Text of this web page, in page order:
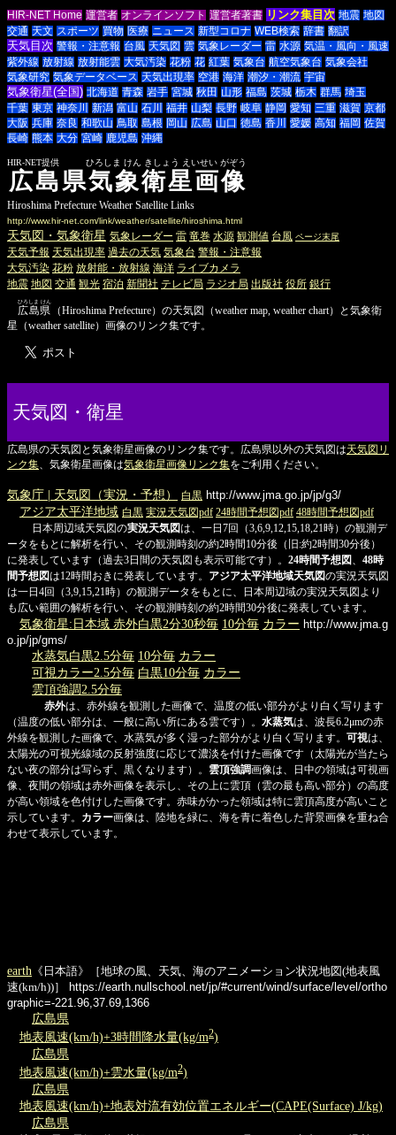
HIR-NET Home 運営者 オンラインソフト 運営者著書 リンク集目次 地震 地図
交通 天文 スポーツ 買物 医療 ニュース 新型コロナ WEB検索 辞書 翻訳
天気目次 警報・注意報 台風 天気図 雲 気象レーダー 雷 水源 気温・風向・風速
紫外線 放射線 放射能雲 大気汚染 花粉 花 紅葉 気象台 航空気象台 気象会社
気象研究 気象データベース 天気出現率 空港 海洋 潮汐・潮流 宇宙
気象衛星(全国) 北海道 青森 岩手 宮城 秋田 山形 福島 茨城 栃木 群馬 埼玉
千葉 東京 神奈川 新潟 富山 石川 福井 山梨 長野 岐阜 静岡 愛知 三重 滋賀 京都
大阪 兵庫 奈良 和歌山 鳥取 島根 岡山 広島 山口 徳島 香川 愛媛 高知 福岡 佐賀
長崎 熊本 大分 宮崎 鹿児島 沖縄
広島県気象衛星画像
HIR-NET提供 ひろしま けん きしょう えいせい がぞう
Hiroshima Prefecture Weather Satellite Links
http://www.hir-net.com/link/weather/satellite/hiroshima.html
天気図・気象衛星 気象レーダー 雷 竜巻 水源 観測値 台風 ページ末尾
天気予報 天気出現率 過去の天気 気象台 警報・注意報
大気汚染 花粉 放射能・放射線 海洋 ライブカメラ
地震 地図 交通 観光 宿泊 新聞社 テレビ局 ラジオ局 出版社 役所 銀行
広島県
ひろしま けん
（Hiroshima Prefecture）の天気図（weather map, weather chart）と気象衛
星（weather satellite）画像のリンク集です。
天気図・衛星
広島県の天気図と気象衛星画像のリンク集です。広島県以外の天気図は天気図リ
ンク集 、気象衛星画像は気象衛星画像リンク集をご利用ください。
気象庁 | 天気図（実況・予想） 白黒 http://www.jma.go.jp/jp/g3/
アジア太平洋地域 白黒 実況天気図pdf 24時間予想図pdf 48時間予想図pdf
日本周辺域天気図の実況天気図は、一日7回（3,6,9,12,15,18,21時）の観測デ
ータをもとに解析を行い、その観測時刻の約2時間10分後（旧:約2時間30分後）
に発表しています（過去3日間の天気図も表示可能です）。 24時間予想図
48時
間予想図は12時間おきに発表しています。 アジア太平洋地域天気図の実況天気図
は一日4回（3,9,15,21時）の観測データをもとに、日本周辺域の実況天気図より
も広い範囲の解析を行い、その観測時刻の約2時間30分後に発表しています。
気象衛星:日本域 赤外白黒2分30秒毎 10分毎 カラー http://www.jma.g
o.jp/jp/gms/
水蒸気白黒2.5分毎 10分毎 カラー
可視カラー2.5分毎 白黒10分毎 カラー
雲頂強調2.5分毎
赤外は、赤外線を観測した画像で、温度の低い部分がより白く写ります
（温度の低い部分は、一般に高い所にある雲です）。 水蒸気は、波長6.2μmの赤
外線を観測した画像で、水蒸気が多く湿った部分がより白く写ります。 可視は、
太陽光の可視光線域の反射強度に応じて濃淡を付けた画像です（太陽光が当たら
ない夜の部分は写らず、黒くなります）。 雲頂強調画像は、日中の領域は可視画
像、夜間の領域は赤外画像を表示し、その上に雲頂（雲の最も高い部分）の高度
が高い領域を色付けした画像です。赤味がかった領域は特に雲頂高度が高いこと
示しています。 カラー画像は、陸地を緑に、海を青に着色した背景画像を重ね合
わせて表示しています。
earth 《日本語》［地球の風、天気、海のアニメーション状況地図(地表風
速(km/h))］
https://earth.nullschool.net/jp/#current/wind/surface/level/ortho
graphic=-221.96,37.69,1366
広島県
地表風速(km/h)+3時間降水量(kg/m2)
広島県
地表風速(km/h)+雲水量(kg/m2)
広島県
地表風速(km/h)+地表対流有効位置エネルギー(CAPE(Surface) J/kg)
広島県